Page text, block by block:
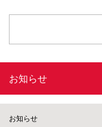
お知らせ
お知らせ